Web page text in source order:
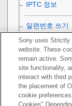
IPTC 정보
일련번호 쓰기
데모 모드
카메라 초기
네트워크
Sony uses Strictly
website. These
remain active.
site functionality,
interact with third
the placement of
cookie
Cookies"